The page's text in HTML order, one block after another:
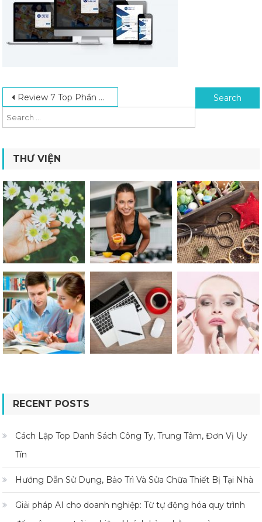
Post navigation
Review 7 Top Phần Mềm Quản Lý Trung Tâm Ngoại Ngữ Chất Lượng Nhất Search for:
THƯ VIỆN
RECENT POSTS
Cách Lập Top Danh Sách Công Ty, Trung Tâm, Đơn Vị Uy
Tín
Hướng Dẫn Sử Dụng, Bảo Trì Và Sửa Chữa Thiết Bị Tại Nhà
Giải pháp AI cho doanh nghiệp: Từ tự động hóa quy trình